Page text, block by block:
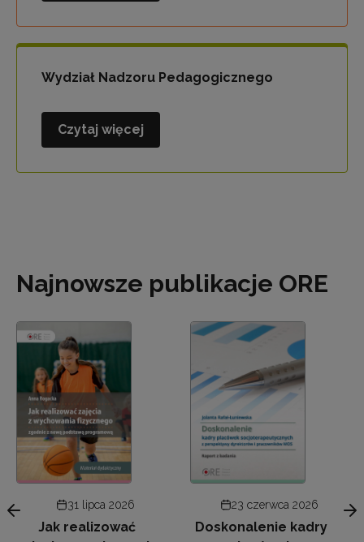
Specjalistyczne
Centra
Edukacji
Wydział Nadzoru Pedagogicznego
Wydział
Pedagogicznego
Czytaj więcej
Najnowsze publikacje ORE
31 lipca 2026
Jak realizować
23 czerwca 2026
Doskonalenie kadry